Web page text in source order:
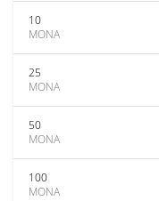
10
MONA
25
MONA
50
MONA
100
MONA